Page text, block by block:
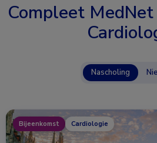
Compleet
Nascholing
Bijeenkomst Cardiologie